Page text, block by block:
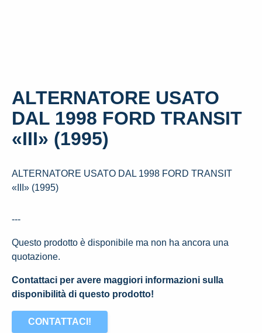
ALTERNATORE USATO
DAL 1998 FORD TRANSIT
«III» (1995)
ALTERNATORE USATO DAL 1998 FORD TRANSIT
«III» (1995)
---
Questo prodotto è disponibile ma non ha ancora una
quotazione.
Contattaci per avere maggiori informazioni sulla
disponibilità di questo prodotto!
CONTATTACI!